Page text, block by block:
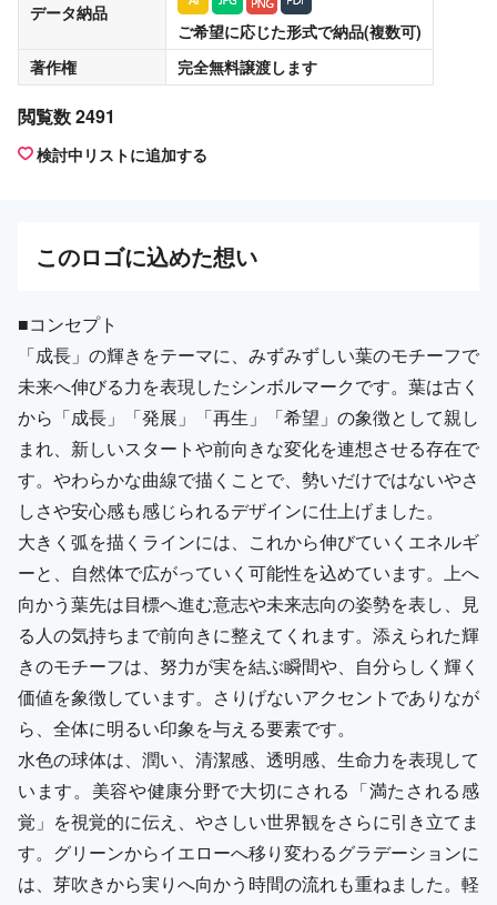
データ納品
ご希望に応じた形式で納品(複数可)
著作権
完全無料譲渡します
閲覧数 2491
検討中リストに追加する
このロゴに込めた想い
■コンセプト
「成長」の輝きをテーマに、みずみずしい葉のモチーフで
未来へ伸びる力を表現したシンボルマークです。葉は古く
から「成長」「発展」「再生」「希望」の象徴として親し
まれ、新しいスタートや前向きな変化を連想させる存在で
す。やわらかな曲線で描くことで、勢いだけではないやさ
しさや安心感も感じられるデザインに仕上げました。
大きく弧を描くラインには、これから伸びていくエネルギ
ーと、自然体で広がっていく可能性を込めています。上へ
向かう葉先は目標へ進む意志や未来志向の姿勢を表し、見
る人の気持ちまで前向きに整えてくれます。添えられた輝
きのモチーフは、努力が実を結ぶ瞬間や、自分らしく輝く
価値を象徴しています。さりげないアクセントでありなが
ら、全体に明るい印象を与える要素です。
水色の球体は、潤い、清潔感、透明感、生命力を表現して
います。美容や健康分野で大切にされる「満たされる感
覚」を視覚的に伝え、やさしい世界観をさらに引き立てま
す。グリーンからイエローへ移り変わるグラデーションに
は、芽吹きから実りへ向かう時間の流れも重ねました。軽